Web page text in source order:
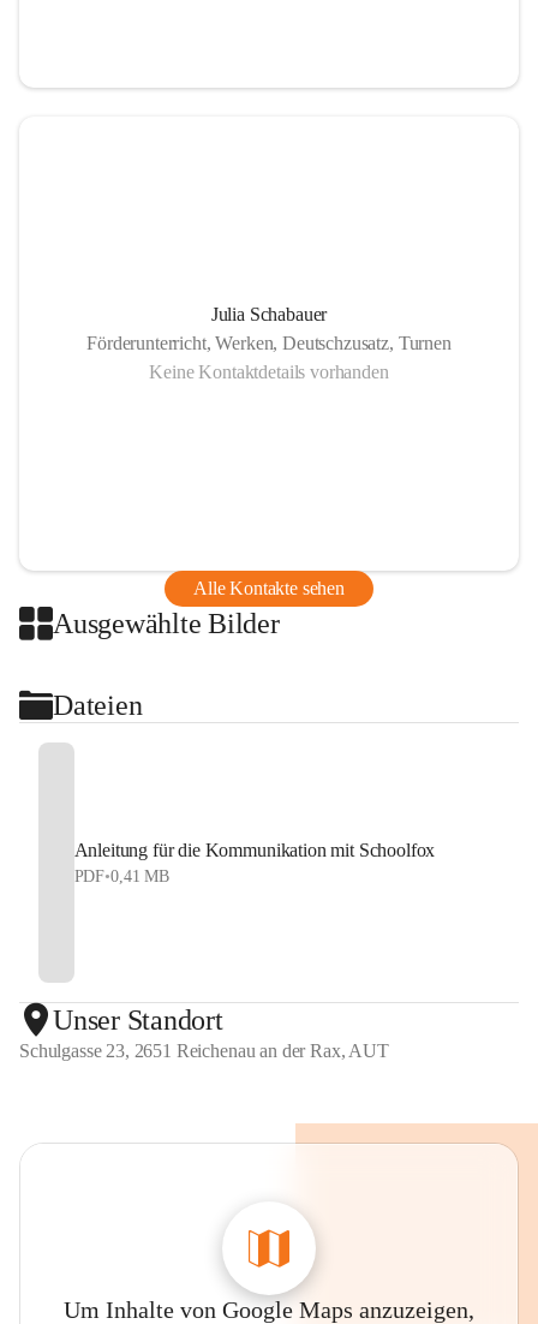
Julia Schabauer
Förderunterricht, Werken, Deutschzusatz, Turnen
Keine Kontaktdetails vorhanden
Alle Kontakte sehen
Ausgewählte Bilder
Dateien
Anleitung für die Kommunikation mit Schoolfox
PDF•0,41 MB
Unser Standort
Schulgasse 23, 2651 Reichenau an der Rax, AUT
Um Inhalte von Google Maps anzuzeigen,